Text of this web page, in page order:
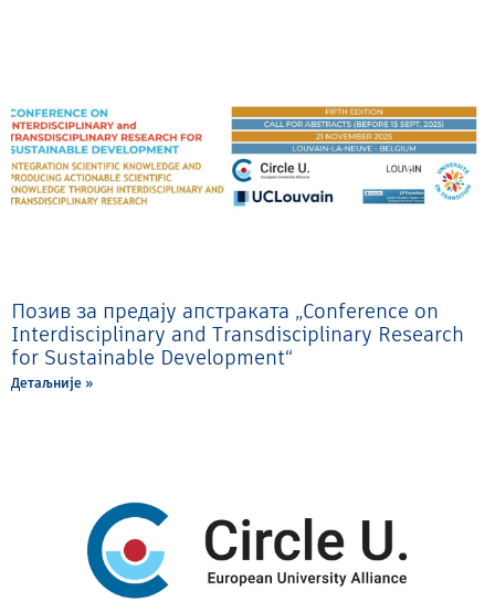
Позив за предају апстраката „Conference on
Interdisciplinary and Transdisciplinary Research
for Sustainable Development“
Детаљније »